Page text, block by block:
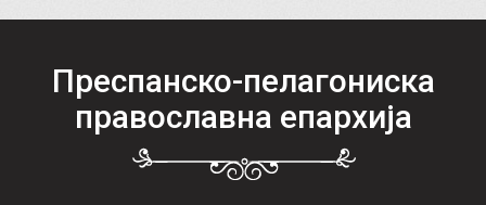
Преспанско-пелагониска
православна епархија